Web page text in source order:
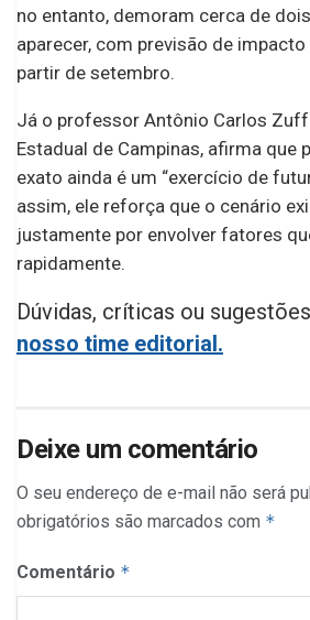
no entanto, demoram cerca de
aparecer, com previsão de
partir de setembro.
Já o professor Antônio Carlos
Estadual de Campinas, afirma que
exato ainda é um “exercício de
assim, ele reforça que o cenário
justamente por envolver fatores
rapidamente.
Dúvidas, críticas ou
nosso time editorial.
Deixe um comentário
O seu endereço de e-mail não será
obrigatórios são marcados com *
Comentário *